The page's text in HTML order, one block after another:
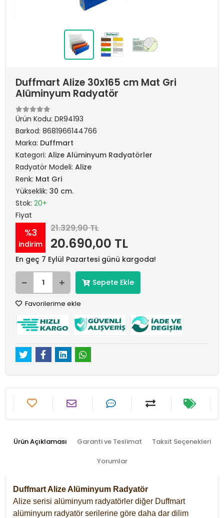
Duffmart Alize 30x165 cm Mat Gri
Alüminyum Radyatör
Ürün Kodu: DR94193
Barkod: 8681966144766
Marka: Duffmart
Kategori: Alize Alüminyum Radyatörler
Radyatör Modeli: Alize
Renk: Mat Gri
Yükseklik: 30 cm.
Stok: 20+
Fiyat
%3
indirim
21.329,90 TL
20.690,00 TL
En geç 7 Eylül Pazartesi günü kargoda!
Sepete Ekle
Favorilerime ekle
Ürün Açıklaması Garanti ve Teslimat Taksit Seçenekleri
Yorumlar
Duffmart Alize Alüminyum Radyatör
Alize serisi alüminyum radyatörler diğer Duffmart
alüminyum radyatör serilerine göre daha dar dilim